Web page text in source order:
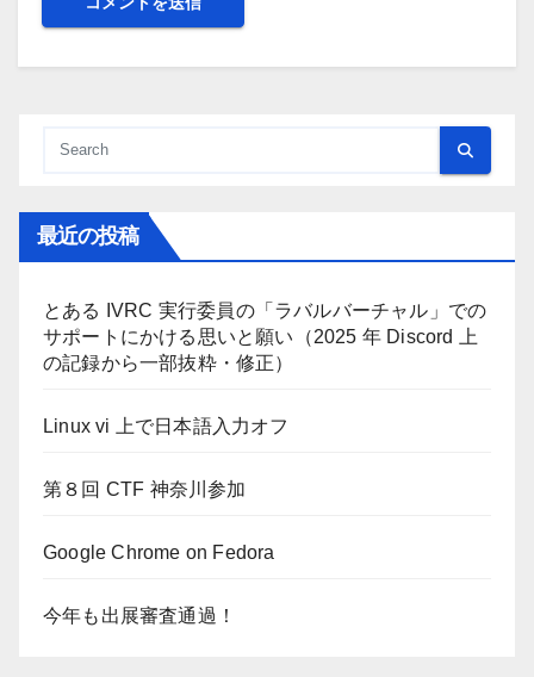
最近の投稿
とある IVRC 実行委員の「ラバルバーチャル」での
サポートにかける思いと願い（2025 年 Discord 上
の記録から一部抜粋・修正）
Linux vi 上で日本語入力オフ
第８回 CTF 神奈川参加
Google Chrome on Fedora
今年も出展審査通過！